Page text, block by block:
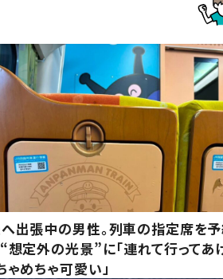
出張中の男性。列車の指定席を
定外の光景”に「連れて行ってあ
ゃめちゃ可愛い」